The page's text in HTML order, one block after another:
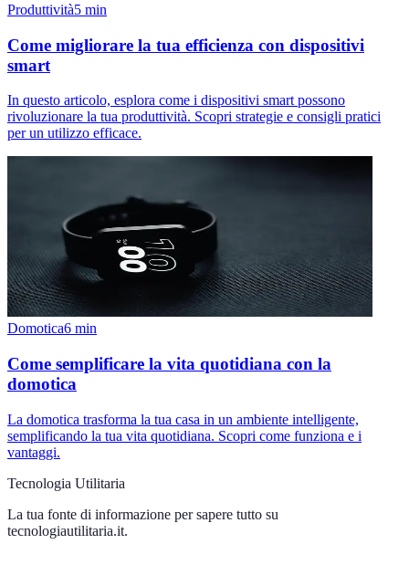
Produttività5 min
Come migliorare la tua efficienza con dispositivi
smart
In questo articolo, esplora come i dispositivi smart possono
rivoluzionare la tua produttività. Scopri strategie e consigli pratici
per un utilizzo efficace.
Domotica6 min
Come semplificare la vita quotidiana con la
domotica
La domotica trasforma la tua casa in un ambiente intelligente,
semplificando la tua vita quotidiana. Scopri come funziona e i
vantaggi.
Tecnologia Utilitaria
La tua fonte di informazione per sapere tutto su
tecnologiautilitaria.it.